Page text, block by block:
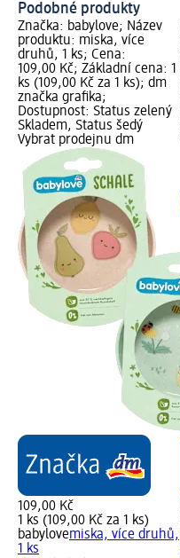
Podobné produkty
Značka: babylove; Název
produktu: miska, více
druhů, 1 ks; Cena:
109,00 Kč; Základní cena: 1
ks (109,00 Kč za 1 ks); dm
značka grafika;
Dostupnost: Status zelený
Skladem, Status šedý
Vybrat prodejnu dm
109,00 Kč
1 ks (109,00 Kč za 1 ks)
babylovemiska, více druhů,
1 ks